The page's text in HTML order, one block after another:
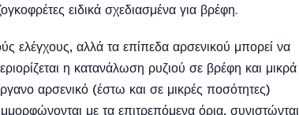
ειδικά σχεδιασμένα για βρέφη.
ελέγχους, αλλά τα επίπεδα αρσενικού μπορεί να
η κατανάλωση ρυζιού σε βρέφη και μικρά
αρσενικό (έστω και σε μικρές ποσότητες)
με τα επιτρεπόμενα όρια, συνιστώνται